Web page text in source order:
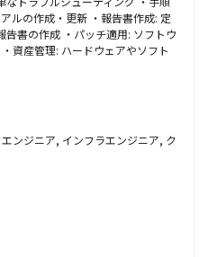
ルの作成・更新 ・報告書作成: 定
書の作成 ・パッチ適用: ソフトウ
資産管理: ハードウェアやソフト
ンジニア, インフラエンジニア, ク